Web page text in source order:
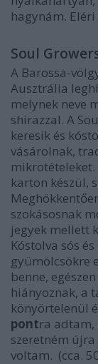
hagynám. Eléri
Soul
A Barossa-
Ausztrália
melynek neve
shirazzal. A
keresik és
vásárolnak,
karton készül,
szokásosnak
jegyek mellett
Kóstolva sós
gyümölcsökre
benne,
hiányoznak, a
könyörtelenül
pontra
szeretném
voltam. (cca.